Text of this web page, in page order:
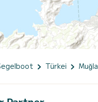
Türkei Muğla